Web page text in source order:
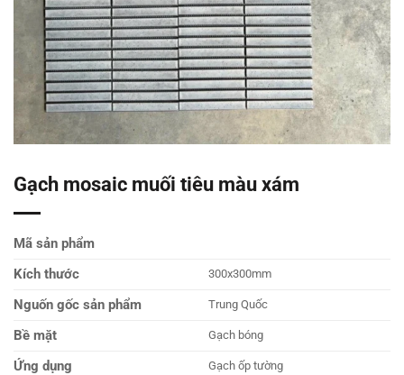
Gạch mosaic muối tiêu màu xám
Mã sản phẩm
Kích thước
300x300mm
Nguốn gốc sản phẩm Trung Quốc
Bề mặt Gạch bóng
Ứng dụng Gạch ốp tường